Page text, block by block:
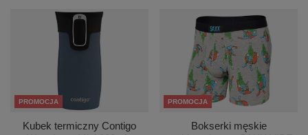
PROMOCJA
Kubek termiczny Contigo
PROMOCJA
Bokserki męskie